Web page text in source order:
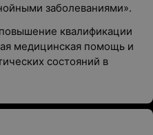
заболеваниями».
квалификации
медицинская помощь и
состояний в